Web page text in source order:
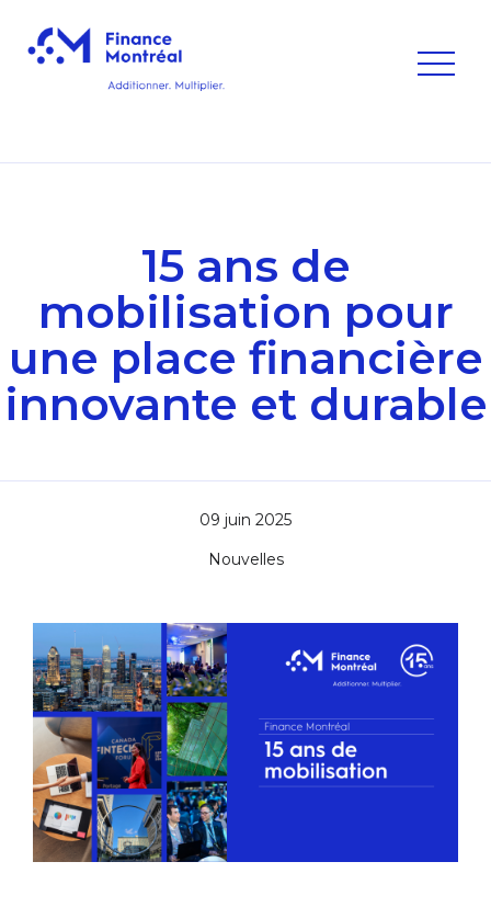
15 ans de
mobilisation pour
une place financière
innovante et durable
Nouvelles
09 juin 2025